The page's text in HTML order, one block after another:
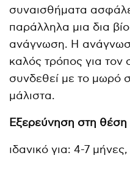
συναισθήματα
παράλληλα μια δια
ανάγνωση. Η
καλός τρόπος για
συνδεθεί με το μωρό
μάλιστα.
Εξερεύνηση στη
ιδανικό για: 4-7